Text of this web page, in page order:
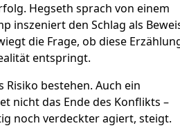
Hegseth sprach von einem
inszeniert den Schlag als
die Frage, ob diese
entspringt.
bestehen. Auch ein
nicht das Ende des Konflikts –
noch verdeckter agiert, steigt.